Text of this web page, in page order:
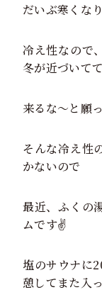
だいぶ寒くな
冷え性なので
冬が近づいてて
来るな～と願
そんな冷え性
かないので
最近、ふくの
ムです✌
塩のサウナに
憩してまた入